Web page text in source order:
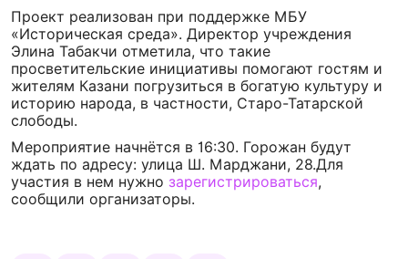
Проект реализован при поддержке МБУ
«Историческая среда». Директор учреждения
Элина Табакчи отметила, что такие
просветительские инициативы помогают гостям и
жителям Казани погрузиться в богатую культуру и
историю народа, в частности, Старо-Татарской
слободы.
Мероприятие начнётся в 16:30. Горожан будут
ждать по адресу: улица Ш. Марджани, 28.Для
участия в нем нужно зарегистрироваться,
сообщили организаторы.